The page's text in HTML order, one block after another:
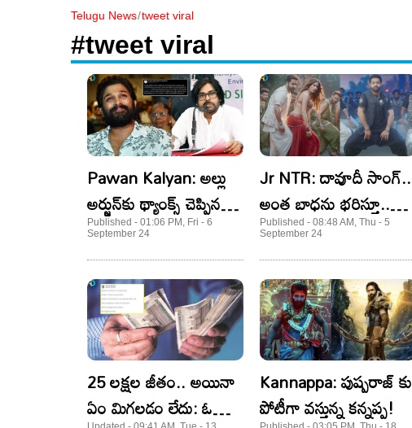
Telugu News/tweet viral
#tweet viral
Pawan Kalyan: అల్లు
అర్జున్​కు థ్యాంక్స్ చెప్పిన
పవన్ కళ్యాణ్​.. భరోసా
ఇచ్చావంటూ..!
Published - 01:06 PM, Fri - 6
September 24
Jr NTR: దావూదీ సాంగ్..
అంత బాధను భరిస్తూ..
తారక్ డ్యాన్స్ చేశాడా?
రత్నవేలు ట్వీట్ వైరల్!
Published - 08:48 AM, Thu - 5
September 24
25 లక్షల జీతం.. అయినా
ఏం మిగలడం లేదు: ఓ
Kannappa: పుష్పరాజ్ కు
పోటీగా వస్తున్న కన్నప్ప!